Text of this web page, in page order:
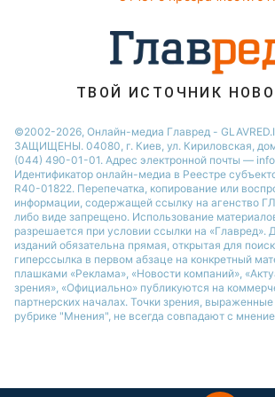
ТВОЙ ИСТОЧНИК
©2002-2026, Онлайн-медиа Главред -
ЗАЩИЩЕНЫ. 04080, г. Киев, ул. Кириловская,
(044) 490-01-01. Адрес электронной почты —
Идентификатор онлайн-медиа в Реестре
R40-01822. Перепечатка, копирование или
информации, содержащей ссылку на агенство
либо виде запрещено. Использование
разрешается при условии ссылки на «Главред».
изданий обязательна прямая, открытая для
гиперссылка в первом абзаце на конкретный
плашками «Реклама», «Новости компаний»,
зрения», «Официально» публикуются на
партнерских началах. Точки зрения,
рубрике "Мнения", не всегда совпадают с